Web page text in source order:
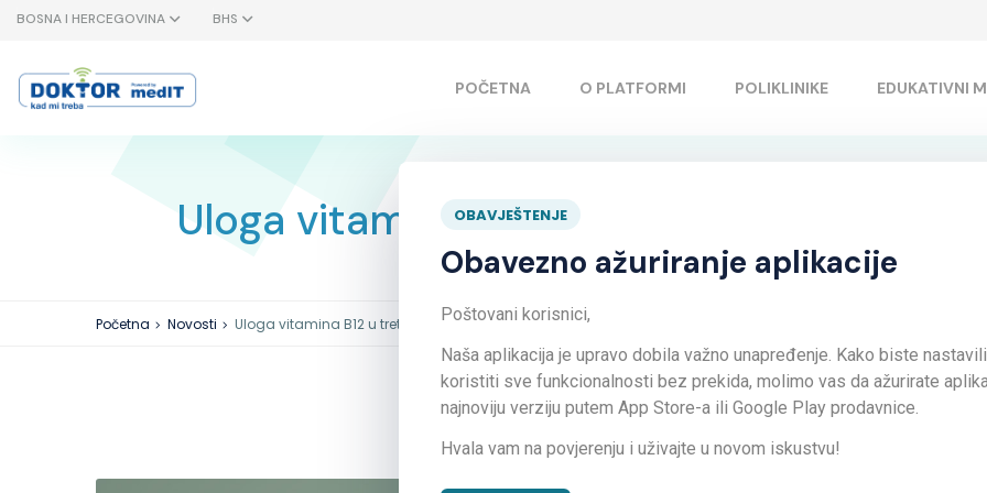
BOSNA I HERCEGOVINA BHS
POČETNA O PLATFORMI POLIKLINIKE EDUKATIVNI
OBAVJEŠTENJE
Obavezno ažuriranje aplikacije
Poštovani korisnici,
Naša aplikacija je upravo dobila važno unapređenje. Kako biste nastavili
koristiti sve funkcionalnosti bez prekida, molimo vas da ažurirate
najnoviju verziju putem App Store-a ili Google Play prodavnice.
Hvala vam na povjerenju i uživajte u novom iskustvu!
Uloga vitamina B12 u tretmanu
Početna Novosti Uloga vitamina B12 u tretmanu pacijenata sa dijabetesom